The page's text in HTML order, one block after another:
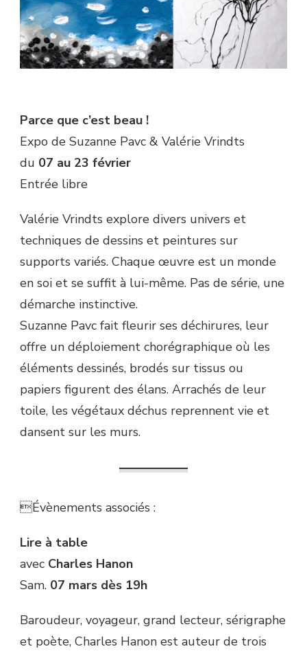
Parce que c’est beau !
Expo de Suzanne Pavc & Valérie Vrindts
du 07 au 23 février
Entrée libre
Valérie Vrindts explore divers univers et
techniques de dessins et peintures sur
supports variés. Chaque œuvre est un monde
en soi et se suffit à lui-même. Pas de série, une
démarche instinctive.
Suzanne Pavc fait fleurir ses déchirures, leur
offre un déploiement chorégraphique où les
éléments dessinés, brodés sur tissus ou
papiers figurent des élans. Arrachés de leur
toile, les végétaux déchus reprennent vie et
dansent sur les murs.
Évènements associés :
Lire à table
avec Charles Hanon
Sam. 07 mars dès 19h
Baroudeur, voyageur, grand lecteur, sérigraphe
et poète, Charles Hanon est auteur de trois